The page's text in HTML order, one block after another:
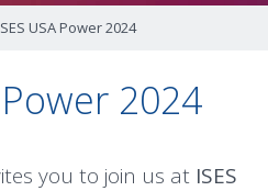
USA Power 2024
Power 2024
you to join us at ISES